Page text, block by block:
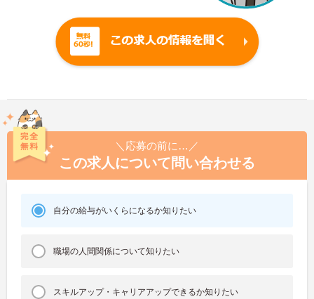
＼応募の前に…／
この求人について問い合わせる
自分の給与がいくらになるか知りたい
職場の人間関係について知りたい
スキルアップ・キャリアアップできるか知りたい